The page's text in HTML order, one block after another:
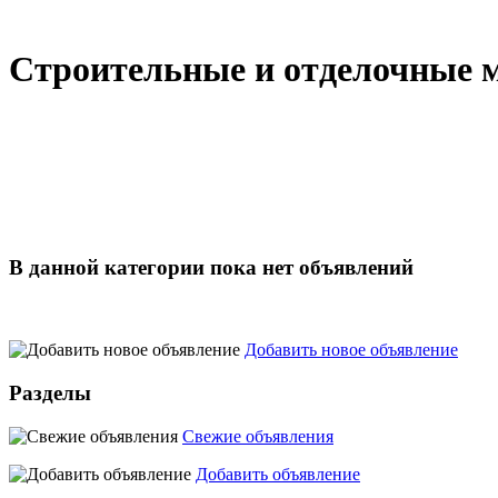
Строительные и отделочные
В данной категории пока нет объявлений
Добавить новое объявление
Разделы
Свежие объявления
Добавить объявление